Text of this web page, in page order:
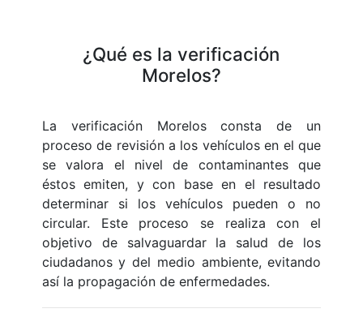
¿Qué es la verificación
Morelos?
La verificación Morelos consta de un
proceso de revisión a los vehículos en el que
se valora el nivel de contaminantes que
éstos emiten, y con base en el resultado
determinar si los vehículos pueden o no
circular. Este proceso se realiza con el
objetivo de salvaguardar la salud de los
ciudadanos y del medio ambiente, evitando
así la propagación de enfermedades.